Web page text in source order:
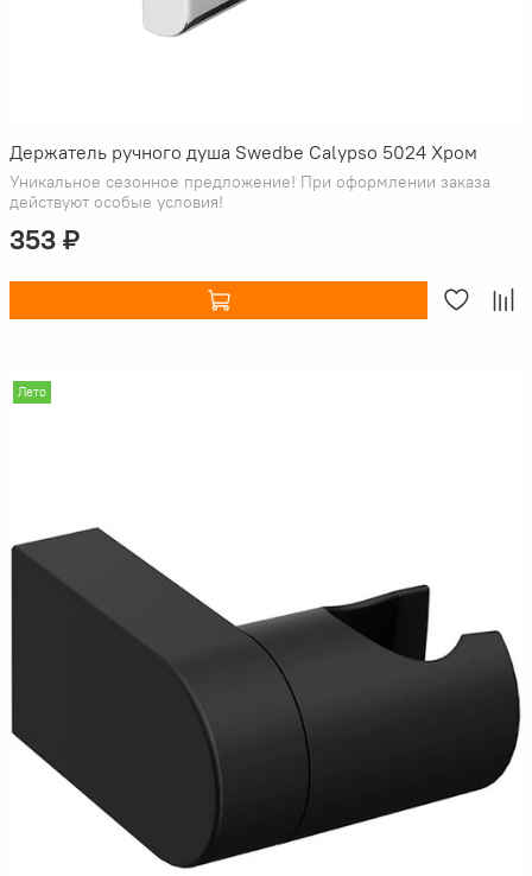
Держатель ручного душа Swedbe Calypso 5024 Хром
Уникальное сезонное предложение! При оформлении заказа
действуют особые условия!
353 ₽
Лето